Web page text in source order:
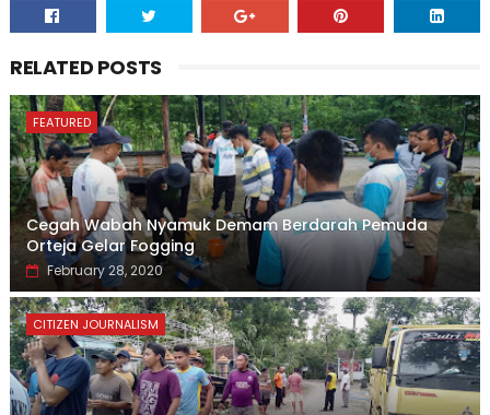
RELATED POSTS
FEATURED
Cegah Wabah Nyamuk Demam Berdarah Pemuda
Orteja Gelar Fogging
February 28, 2020
CITIZEN JOURNALISM